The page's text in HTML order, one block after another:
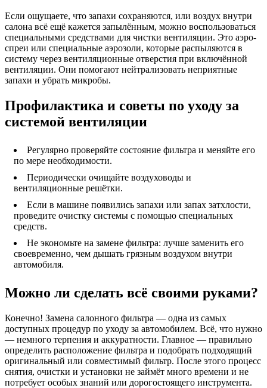
Если ощущаете, что запахи сохраняются, или воздух внутри
салона всё ещё кажется запылённым, можно воспользоваться
специальными средствами для чистки вентиляции. Это аэро-
спреи или специальные аэрозоли, которые распыляются в
систему через вентиляционные отверстия при включённой
вентиляции. Они помогают нейтрализовать неприятные
запахи и убрать микробы.
Профилактика и советы по уходу за
системой вентиляции
Регулярно проверяйте состояние фильтра и меняйте его
по мере необходимости.
Периодически очищайте воздуховоды и
вентиляционные решётки.
Если в машине появились запахи или запах затхлости,
проведите очистку системы с помощью специальных
средств.
Не экономьте на замене фильтра: лучше заменить его
своевременно, чем дышать грязным воздухом внутри
автомобиля.
Можно ли сделать всё своими руками?
Конечно! Замена салонного фильтра — одна из самых
доступных процедур по уходу за автомобилем. Всё, что нужно
— немного терпения и аккуратности. Главное — правильно
определить расположение фильтра и подобрать подходящий
оригинальный или совместимый фильтр. После этого процесс
снятия, очистки и установки не займёт много времени и не
потребует особых знаний или дорогостоящего инструмента.